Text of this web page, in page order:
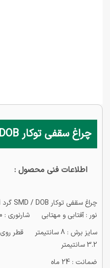
چراغ سقفی توکار SMD / DOB گرد 4M
اطلاعات فنی محصول :
نور : آفتابی و مهتابی شارنوری : 370 لومن زاویه تابش : 120 درجه
3.2 سانتیمتر
ضمانت : 24 ماه